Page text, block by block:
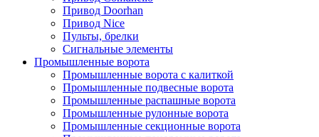
Привод Doorhan
Привод Nice
Пульты, брелки
Сигнальные элементы
Промышленные ворота
Промышленные ворота с калиткой
Промышленные подвесные ворота
Промышленные распашные ворота
Промышленные рулонные ворота
Промышленные секционные ворота